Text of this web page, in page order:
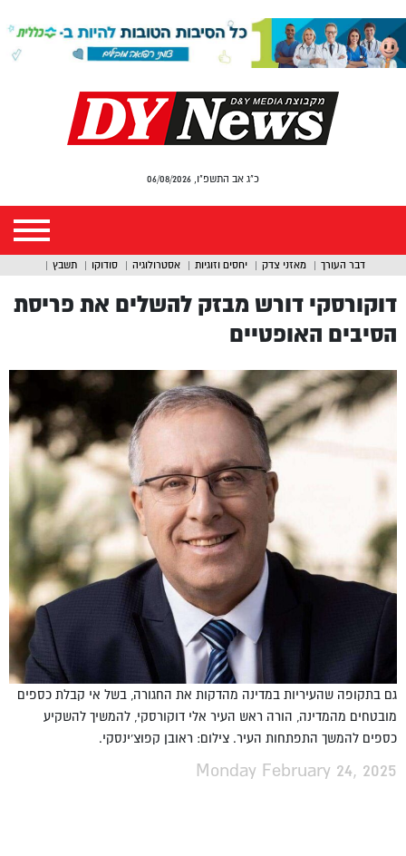
כ"ג אב התשפ"ו, 06/08/2026
דבר העורך מאזני צדק יחסים וזוגיות אסטרולוגיה סודוקו תשבץ
דוקורסקי דורש מבזק להשלים את פריסת
הסיבים האופטיים
גם בתקופה שהעיריות במדינה מהדקות את החגורה, בשל אי קבלת כספים
מובטחים מהמדינה, הורה ראש העיר אלי דוקורסקי, להמשיך להשקיע
כספים להמשך התפתחות העיר. צילום: ראובן קפוצ'ינסקי.
Monday February 24, 2025